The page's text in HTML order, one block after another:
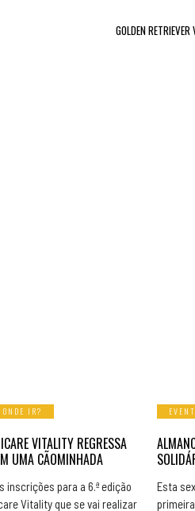
GOLDEN
ONDE IR?
VITALITY REGRESSA
UMA CÃOMINHADA
inscrições para a 6.ª edição
Vitality que se vai realizar
Esta